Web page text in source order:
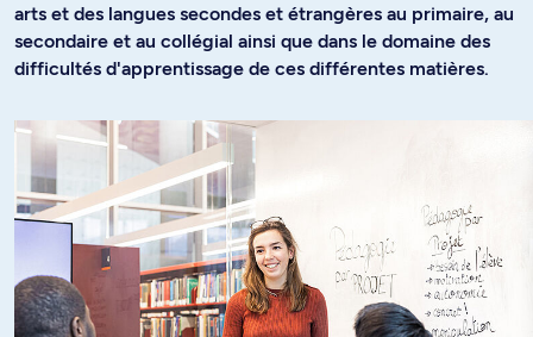
arts et des langues secondes et étrangères au primaire, au
secondaire et au collégial ainsi que dans le domaine des
difficultés d'apprentissage de ces différentes matières.